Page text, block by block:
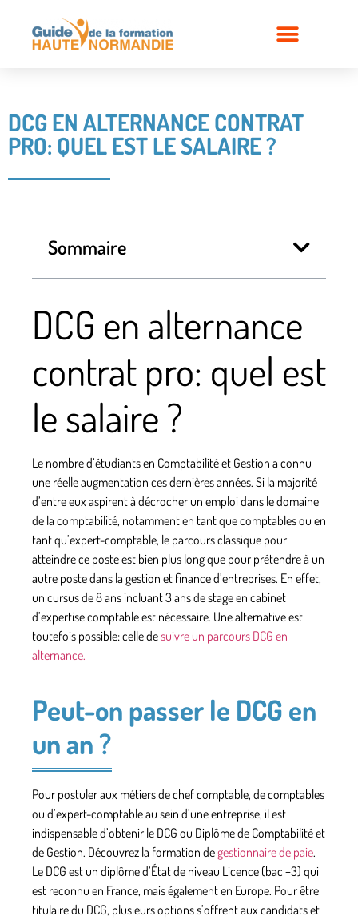
DCG EN ALTERNANCE CONTRAT
PRO: QUEL EST LE SALAIRE ?
Sommaire
DCG en alternance
contrat pro: quel est
le salaire ?
Le nombre d’étudiants en Comptabilité et Gestion a connu
une réelle augmentation ces dernières années. Si la majorité
d’entre eux aspirent à décrocher un emploi dans le domaine
de la comptabilité, notamment en tant que comptables ou en
tant qu’expert-comptable, le parcours classique pour
atteindre ce poste est bien plus long que pour prétendre à un
autre poste dans la gestion et finance d’entreprises. En effet,
un cursus de 8 ans incluant 3 ans de stage en cabinet
d’expertise comptable est nécessaire. Une alternative est
toutefois possible: celle desuivre un parcours DCG en
alternance.
Peut-on passer le DCG en
un an ?
Pour postuler aux métiers de chef comptable, de comptables
ou d’expert-comptable au sein d’une entreprise, il est
indispensable d’obtenir le DCG ou Diplôme de Comptabilité et
de Gestion. Découvrez la formation degestionnaire de paie.
Le DCG est un diplôme d’État de niveau Licence (bac +3) qui
est reconnu en France, mais également en Europe. Pour être
titulaire du DCG, plusieurs options s’offrent aux candidats et